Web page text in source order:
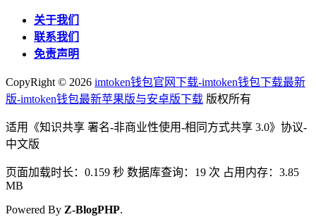
关于我们
联系我们
免责声明
CopyRight © 2026 imtoken钱包官网下载-imtoken钱包下载最新
版-imtoken钱包最新苹果版与安卓版下载 版权所有
适用《知识共享 署名-非商业性使用-相同方式共享 3.0》协议-
中文版
页面加载时长：0.159 秒 数据库查询：19 次 占用内存：3.85
MB
Powered By Z-BlogPHP.